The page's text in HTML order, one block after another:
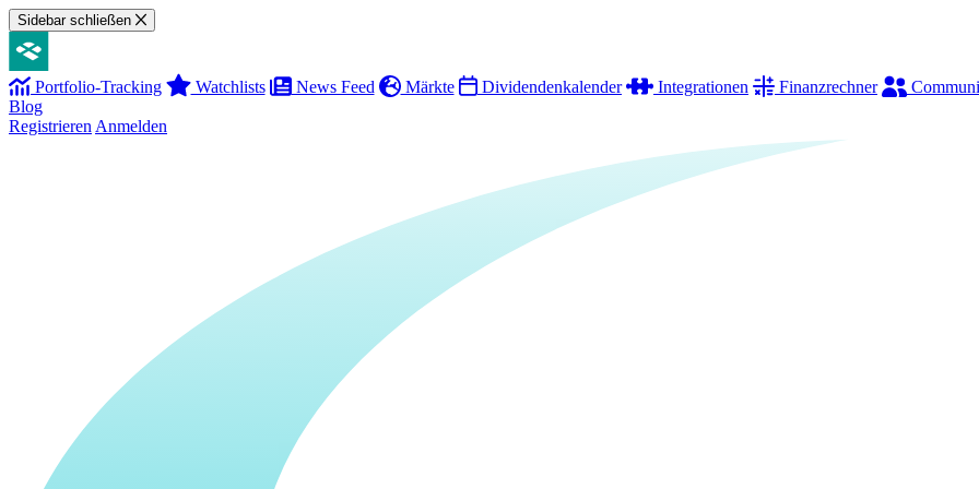
Sidebar schließen
Portfolio-Tracking Watchlists News Feed Märkte Dividendenkalender Integrationen Finanzrechner
Blog
Registrieren Anmelden